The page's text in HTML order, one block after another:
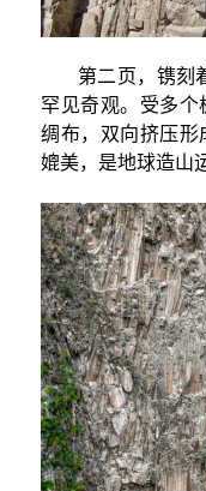
第二页，镌刻着
罕见奇观。受多
绸布，双向挤压
媲美，是地球造山